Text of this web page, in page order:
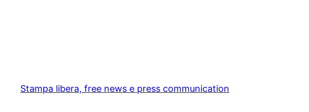
Stampa libera, free news e press communication